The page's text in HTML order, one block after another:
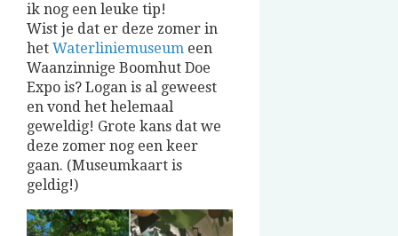
ik nog een leuke tip!
Wist je dat er deze zomer in
het Waterliniemuseum een
Waanzinnige Boomhut Doe
Expo is? Logan is al geweest
en vond het helemaal
geweldig! Grote kans dat we
deze zomer nog een keer
gaan. (Museumkaart is
geldig!)